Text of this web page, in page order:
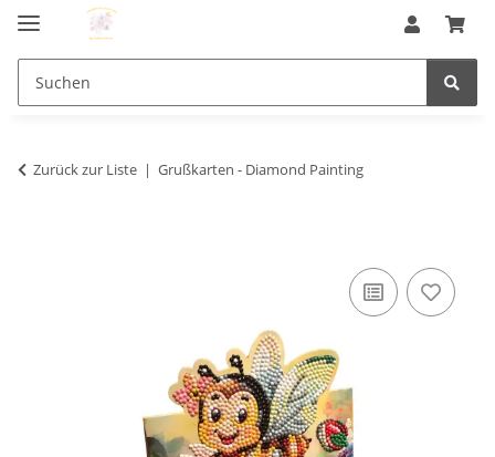
Zurück zur Liste Grußkarten - Diamond Painting